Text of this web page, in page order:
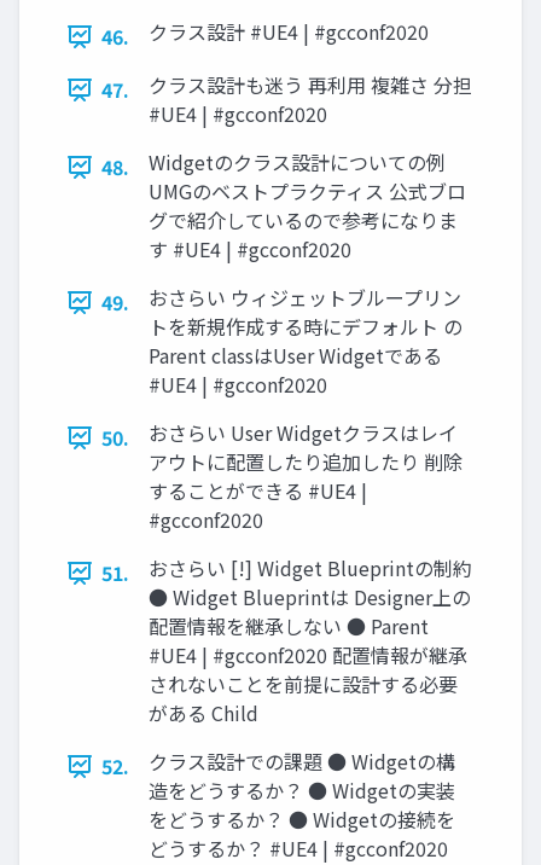
46.
クラス設計 #UE4 | #gcconf2020
47.
クラス設計も迷う 再利用 複雑さ 分担
#UE4 | #gcconf2020
48.
Widgetのクラス設計についての例
UMGのベストプラクティス 公式ブロ
グで紹介しているので参考になりま
す #UE4 | #gcconf2020
49.
おさらい ウィジェットブループリン
トを新規作成する時にデフォルト の
Parent classはUser Widgetである
#UE4 | #gcconf2020
50.
おさらい User Widgetクラスはレイ
アウトに配置したり追加したり 削除
することができる #UE4 |
#gcconf2020
51.
おさらい [!] Widget Blueprintの制約
● Widget Blueprintは Designer上の
配置情報を継承しない ● Parent
#UE4 | #gcconf2020 配置情報が継承
されないことを前提に設計する必要
がある Child
52.
クラス設計での課題 ● Widgetの構
造をどうするか？ ● Widgetの実装
をどうするか？ ● Widgetの接続を
どうするか？ #UE4 | #gcconf2020